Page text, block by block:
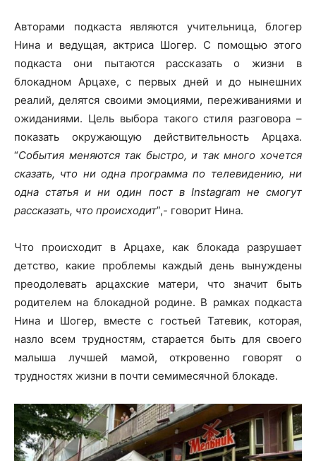
Авторами подкаста являются учительница, блогер
Нина и ведущая, актриса Шогер. С помощью этого
подкаста они пытаются рассказать о жизни в
блокадном Арцахе, с первых дней и до нынешних
реалий, делятся своими эмоциями, переживаниями и
ожиданиями. Цель выбора такого стиля разговора –
показать окружающую действительность Арцаха.
“События меняются так быстро, и так много хочется
сказать, что ни одна программа по телевидению, ни
одна статья и ни один пост в Instagram не смогут
рассказать, что происходит”,- говорит Нина․
Что происходит в Арцахе, как блокада разрушает
детство, какие проблемы каждый день вынуждены
преодолевать арцахские матери, что значит быть
родителем на блокадной родине. В рамках подкаста
Нина и Шогер, вместе с гостьей Татевик, которая,
назло всем трудностям, старается быть для своего
малыша лучшей мамой, откровенно говорят о
трудностях жизни в почти семимесячной блокаде.